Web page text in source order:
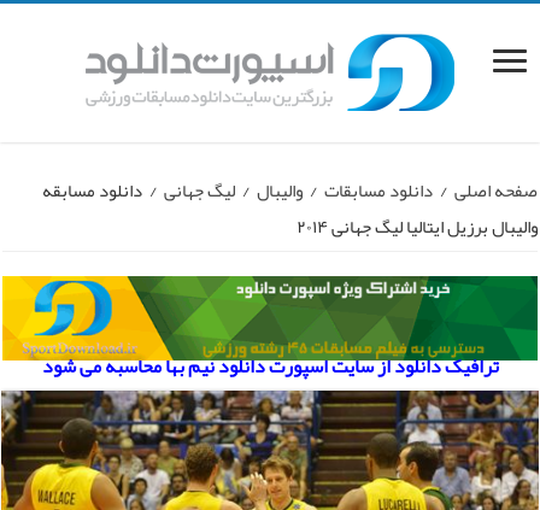
صفحه اصلی / دانلود مسابقات / والیبال / لیگ جهانی / دانلود مسابقه
والیبال برزیل ایتالیا لیگ جهانی ۲۰۱۴
ترافیک دانلود از سایت اسپورت دانلود نیم بها محاسبه می شود